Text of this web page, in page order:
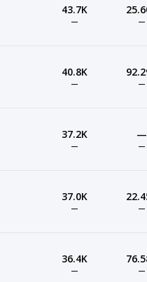
43.7K
— —
40.8K
— —
37.2K
—
—
—
37.0K
— —
36.4K
— —